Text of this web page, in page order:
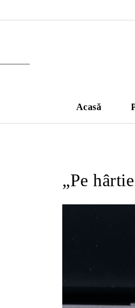
Acasă
„Pe